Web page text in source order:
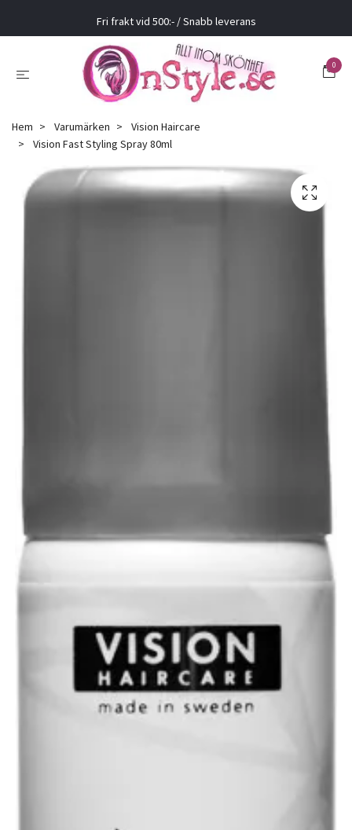
Fri frakt vid 500:- / Snabb leverans
0
Hem Varumärken
Vision Haircare
Vision Fast Styling Spray 80ml